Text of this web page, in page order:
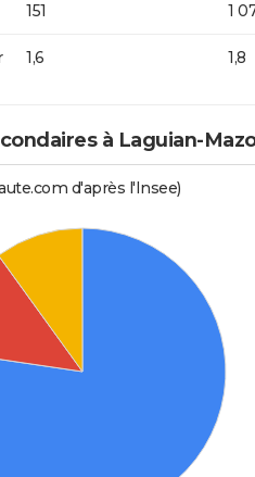
151 1
1,6 1,8
à Laguian-
d'après l'Insee)